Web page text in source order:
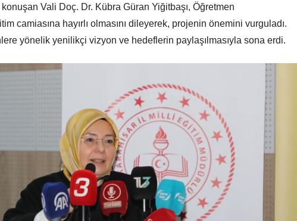
konuşan Vali Doç. Dr. Kübra Güran Yiğitbaşı, Öğretmen
camiasına hayırlı olmasını dileyerek, projenin önemini vurguladı.
yönelik yenilikçi vizyon ve hedeflerin paylaşılmasıyla sona erdi.